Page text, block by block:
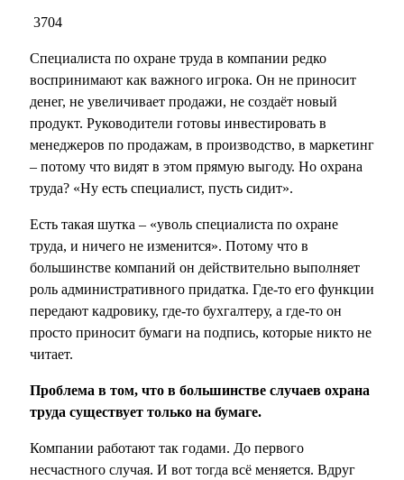
3704
Специалиста по охране труда в компании редко
воспринимают как важного игрока. Он не приносит
денег, не увеличивает продажи, не создаёт новый
продукт. Руководители готовы инвестировать в
менеджеров по продажам, в производство, в маркетинг
– потому что видят в этом прямую выгоду. Но охрана
труда? «Ну есть специалист, пусть сидит».
Есть такая шутка – «уволь специалиста по охране
труда, и ничего не изменится». Потому что в
большинстве компаний он действительно выполняет
роль административного придатка. Где-то его функции
передают кадровику, где-то бухгалтеру, а где-то он
просто приносит бумаги на подпись, которые никто не
читает.
Проблема в том, что в большинстве случаев охрана
труда существует только на бумаге.
Компании работают так годами. До первого
несчастного случая. И вот тогда всё меняется. Вдруг